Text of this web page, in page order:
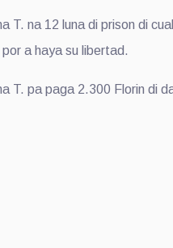
T. na 12 luna di prison di
a haya su libertad.
T. pa paga 2.300 Florin di